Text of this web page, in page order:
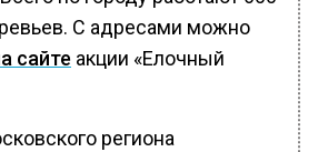
С адресами можно
сайте акции «Елочный
региона